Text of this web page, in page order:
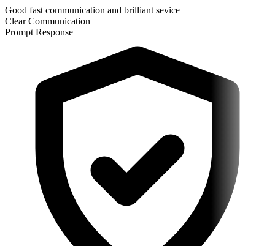
Good fast communication and brilliant sevice
Clear Communication
Prompt Response